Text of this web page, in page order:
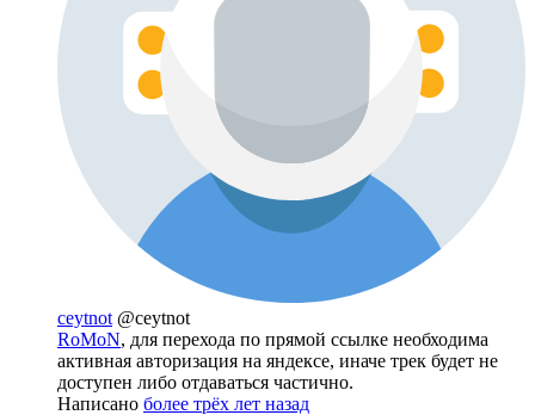
ceytnot @ceytnot
RoMoN, для перехода по прямой ссылке необходима
активная авторизация на яндексе, иначе трек будет не
доступен либо отдаваться частично.
Написано более трёх лет назад